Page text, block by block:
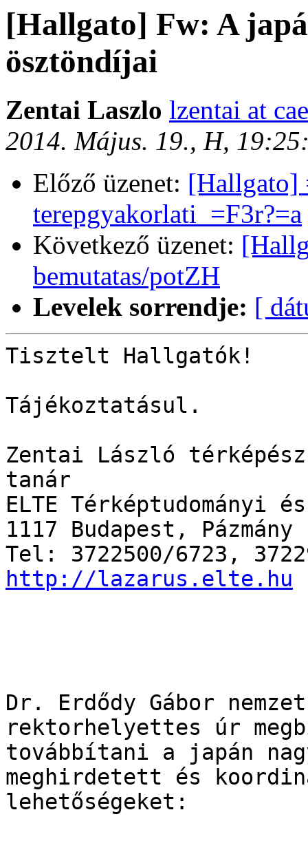
[Hallgato] Fw: A
ösztöndíjai
Zentai Laszlo lzentai at
2014. Május. 19., H,
Előző üzenet: [Hallgato]
terepgyakorlati_=F3r?=a
Következő üzenet:
bemutatas/potZH
Levelek sorrendje: [
Tisztelt Hallgatók!
Tájékoztatásul.
Zentai László
tanár
ELTE Térképtudományi
1117 Budapest,
http://lazarus.elte.hu
Dr. Erdődy Gábor
rektorhelyettes úr
továbbítani a japán
meghirdetett és
lehetőségeket: